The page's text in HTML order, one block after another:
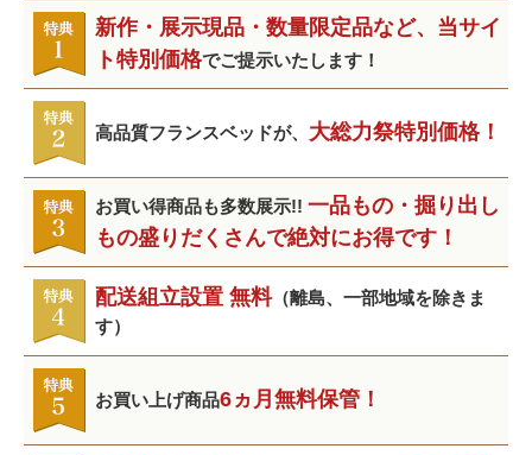
新作・展示現品・数量限定品など、当サイ
ト特別価格でご提示いたします！
高品質フランスベッドが、 大総力祭特別価格！
お買い得商品も多数展示!! 一品もの・掘り出し
もの盛りだくさんで絶対にお得です！
配送組立設置 無料（離島、一部地域を除きま
す）
お買い上げ商品6ヵ月無料保管！